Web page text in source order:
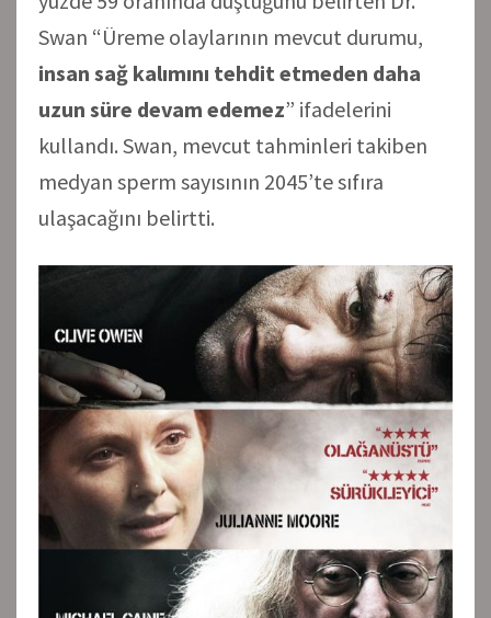
Swan “Üreme olaylarının mevcut durumu,
insan sağ kalımını tehdit etmeden daha
uzun süre devam edemez” ifadelerini
kullandı. Swan, mevcut tahminleri takiben
medyan sperm sayısının 2045’te sıfıra
ulaşacağını belirtti.